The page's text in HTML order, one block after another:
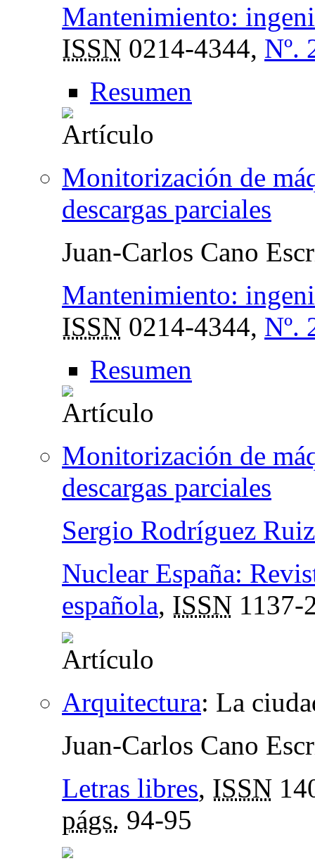
Mantenimiento:
ISSN 0214-4344, Nº.
Resumen
Monitorización de
descargas parciales
Juan-Carlos Cano
Mantenimiento:
ISSN 0214-4344, Nº.
Resumen
Monitorización de
descargas parciales
Sergio Rodríguez Ruiz
Nuclear España:
española, ISSN
Arquitectura: La
Juan-Carlos Cano
Letras libres, ISSN
págs. 94-95